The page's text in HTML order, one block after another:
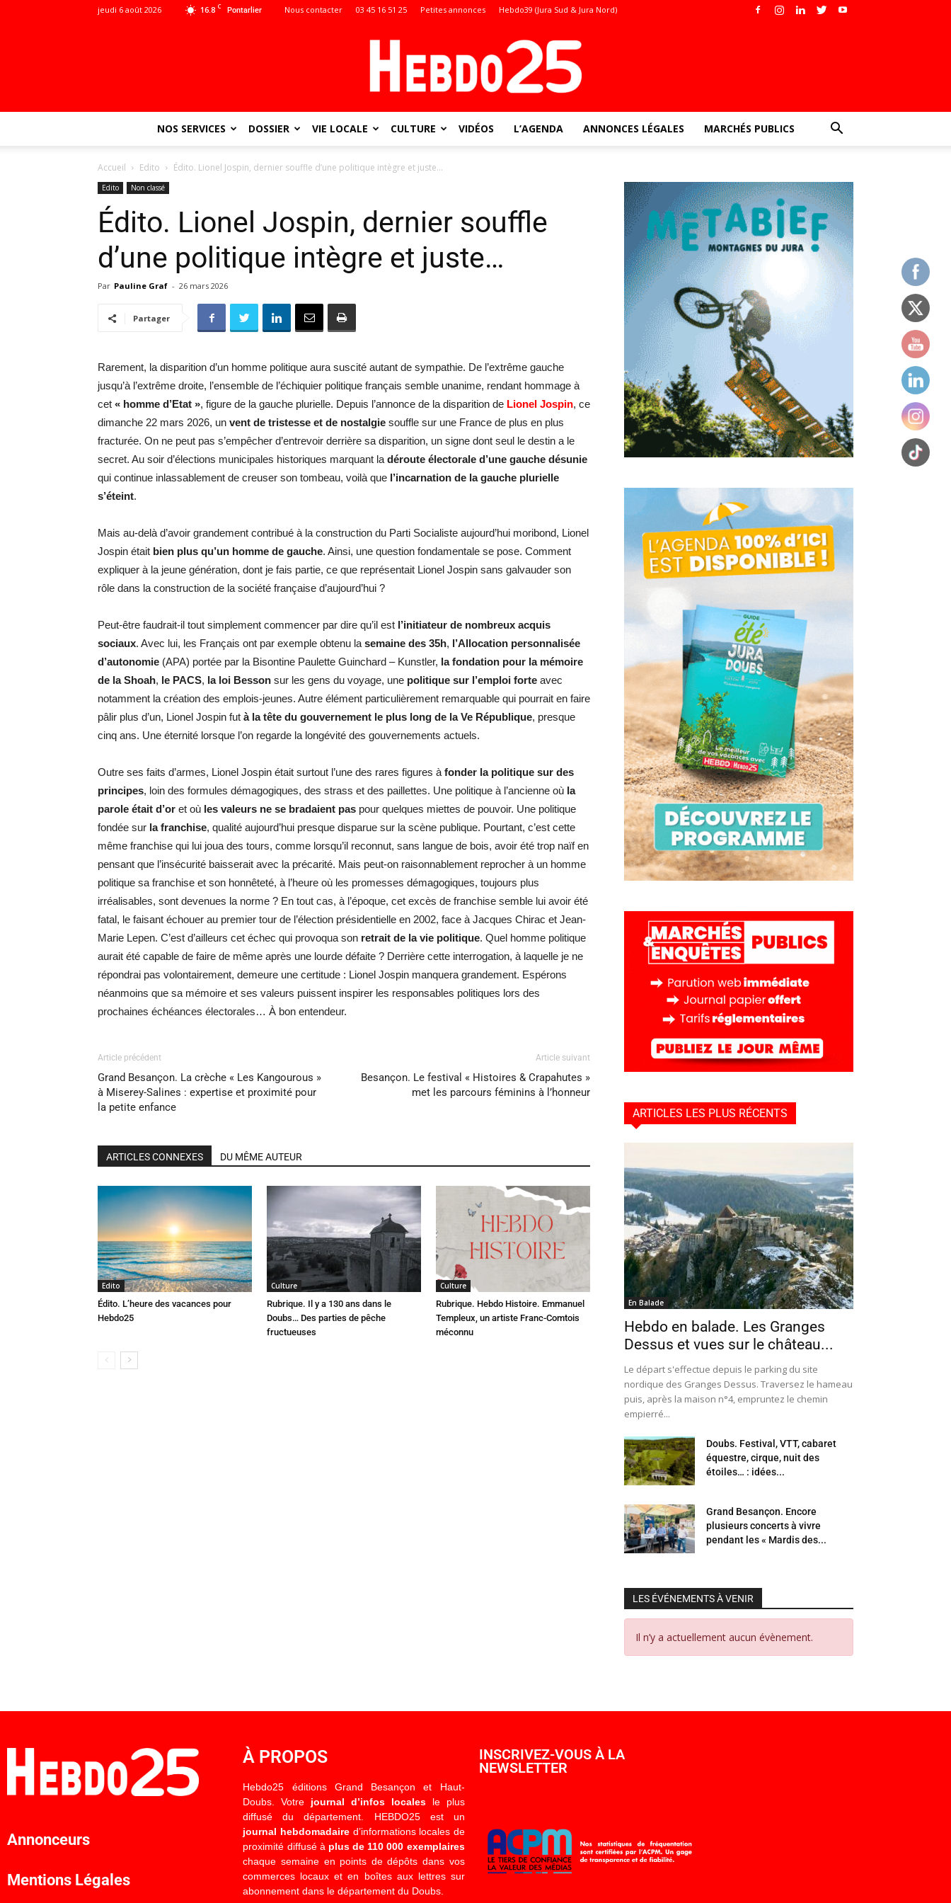
16.8 C Pontarlier
jeudi 6 août 2026 Nous contacter 03 45 16 51 25 Petites annonces Hebdo39 (Jura Sud & Jura Nord)
:
NOS SERVICES DOSSIER VIE LOCALE CULTURE VIDÉOS L’AGENDA ANNONCES LÉGALES MARCHÉS PUBLICS
Accueil Edito Édito. Lionel Jospin, dernier souffle d’une politique intègre et juste…
Edito Non classé
Édito. Lionel Jospin, dernier souffle
d’une politique intègre et juste…
Par Pauline Graf - 26 mars 2026
Partager
Rarement, la disparition d’un homme politique aura suscité autant de sympathie. De l’extrême gauche
jusqu’à l’extrême droite, l’ensemble de l’échiquier politique français semble unanime, rendant hommage à
cet « homme d’Etat », figure de la gauche plurielle. Depuis l’annonce de la disparition de Lionel Jospin, ce
dimanche 22 mars 2026, un vent de tristesse et de nostalgie souffle sur une France de plus en plus
fracturée. On ne peut pas s’empêcher d’entrevoir derrière sa disparition, un signe dont seul le destin a le
secret. Au soir d’élections municipales historiques marquant la déroute électorale d’une gauche désunie
qui continue inlassablement de creuser son tombeau, voilà que l’incarnation de la gauche plurielle
s’éteint.
Mais au-delà d’avoir grandement contribué à la construction du Parti Socialiste aujourd’hui moribond, Lionel
Jospin était bien plus qu’un homme de gauche. Ainsi, une question fondamentale se pose. Comment
expliquer à la jeune génération, dont je fais partie, ce que représentait Lionel Jospin sans galvauder son
rôle dans la construction de la société française d’aujourd’hui ?
Peut-être faudrait-il tout simplement commencer par dire qu’il est l’initiateur de nombreux acquis
sociaux. Avec lui, les Français ont par exemple obtenu la semaine des 35h, l’Allocation personnalisée
d’autonomie (APA) portée par la Bisontine Paulette Guinchard – Kunstler, la fondation pour la mémoire
de la Shoah, le PACS, la loi Besson sur les gens du voyage, une politique sur l’emploi forte avec
notamment la création des emplois-jeunes. Autre élément particulièrement remarquable qui pourrait en faire
pâlir plus d’un, Lionel Jospin fut à la tête du gouvernement le plus long de la Ve République, presque
cinq ans. Une éternité lorsque l’on regarde la longévité des gouvernements actuels.
Outre ses faits d’armes, Lionel Jospin était surtout l’une des rares figures à fonder la politique sur des
principes, loin des formules démagogiques, des strass et des paillettes. Une politique à l’ancienne où la
parole était d’or et où les valeurs ne se bradaient pas pour quelques miettes de pouvoir. Une politique
fondée sur la franchise, qualité aujourd’hui presque disparue sur la scène publique. Pourtant, c’est cette
même franchise qui lui joua des tours, comme lorsqu’il reconnut, sans langue de bois, avoir été trop naïf en
pensant que l’insécurité baisserait avec la précarité. Mais peut-on raisonnablement reprocher à un homme
politique sa franchise et son honnêteté, à l’heure où les promesses démagogiques, toujours plus
irréalisables, sont devenues la norme ? En tout cas, à l’époque, cet excès de franchise semble lui avoir été
fatal, le faisant échouer au premier tour de l’élection présidentielle en 2002, face à Jacques Chirac et Jean-
Marie Lepen. C’est d’ailleurs cet échec qui provoqua son retrait de la vie politique. Quel homme politique
aurait été capable de faire de même après une lourde défaite ? Derrière cette interrogation, à laquelle je ne
répondrai pas volontairement, demeure une certitude : Lionel Jospin manquera grandement. Espérons
néanmoins que sa mémoire et ses valeurs puissent inspirer les responsables politiques lors des
prochaines échéances électorales… À bon entendeur.
Article précédent
Grand Besançon. La crèche « Les Kangourous »
à Miserey-Salines : expertise et proximité pour
la petite enfance
Article suivant
Besançon. Le festival « Histoires & Crapahutes »
met les parcours féminins à l’honneur
ARTICLES CONNEXES DU MÊME AUTEUR
Edito
Édito. L’heure des vacances pour
Hebdo25
Culture
Rubrique. Il y a 130 ans dans le
Doubs… Des parties de pêche
fructueuses
Culture
Rubrique. Hebdo Histoire. Emmanuel
Templeux, un artiste Franc-Comtois
méconnu
ARTICLES LES PLUS RÉCENTS
En Balade
Hebdo en balade. Les Granges
Dessus et vues sur le château...
Le départ s'effectue depuis le parking du site
nordique des Granges Dessus. Traversez le hameau
puis, après la maison n°4, empruntez le chemin
empierré...
Doubs. Festival, VTT, cabaret
équestre, cirque, nuit des
étoiles… : idées...
Grand Besançon. Encore
plusieurs concerts à vivre
pendant les « Mardis des...
LES ÉVÉNEMENTS À VENIR
Il n’y a actuellement aucun évènement.
Annonceurs
Mentions Légales
À PROPOS
Hebdo25 éditions Grand Besançon et Haut-
Doubs. Votre journal d’infos localesle plus
diffusé du département. HEBDO25 est un
journal hebdomadaired’informations locales de
proximité diffusé à plus de 110 000 exemplaires
chaque semaine en points de dépôts dans vos
commerces locaux et en boîtes aux lettres sur
abonnement dans le département du Doubs.
INSCRIVEZ-VOUS À LA
NEWSLETTER